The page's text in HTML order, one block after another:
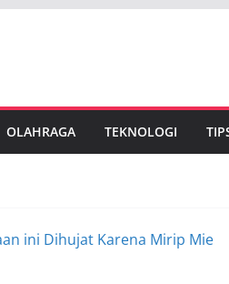
OLAHRAGA TEKNOLOGI